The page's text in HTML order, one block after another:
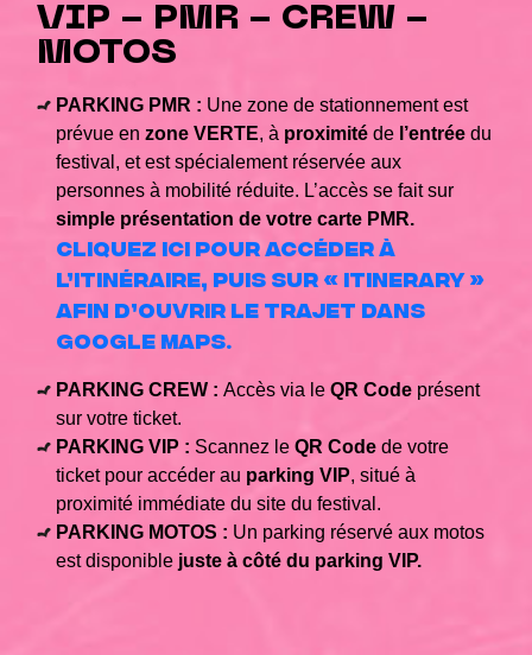
VIP - PMR - CREW -
MOTOS
PARKING PMR : Une zone de stationnement est
prévue en zone VERTE , à proximité de l’entrée du
festival, et est spécialement réservée aux
personnes à mobilité réduite. L’accès se fait sur
simple présentation de votre carte PMR.
Cliquez ici pour accéder à
l’itinéraire, puis sur « Itinerary »
afin d’ouvrir le trajet dans
Google Maps.
PARKING CREW : Accès via leQR Code présent
sur votre ticket.
PARKING VIP : Scannez leQR Code de votre
ticket pour accéder au parking VIP , situé à
proximité immédiate du site du festival.
PARKING MOTOS : Un parking réservé aux motos
est disponible juste à côté du parking VIP.